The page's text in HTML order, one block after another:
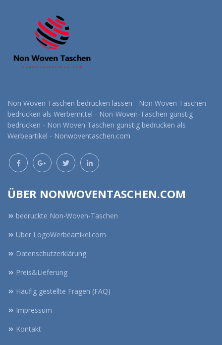
Non Woven Taschen bedrucken lassen - Non Woven Taschen
bedrucken als Werbemittel - Non-Woven-Taschen günstig
bedrucken - Non Woven Taschen günstig bedrucken als
Werbeartikel - Nonwoventaschen.com
ÜBER NONWOVENTASCHEN.COM
bedruckte Non-Woven-Taschen
Über LogoWerbeartikel.com
Datenschutzerklärung
Preis&Lieferung
Häufig gestellte Fragen (FAQ)
Impressum
Kontakt